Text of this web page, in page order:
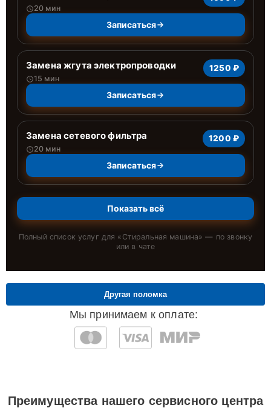
20 мин
Записаться
Замена жгута электропроводки
15 мин
1250 ₽
Записаться
Замена сетевого фильтра
20 мин
1200 ₽
Записаться
Показать всё
Полный список услуг для « Стиральная машина» — по звонку
или в чате
Мы принимаем к оплате:
Другая поломка
Преимущества нашего сервисного центра